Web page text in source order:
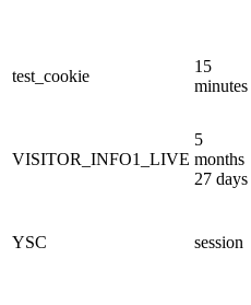
test_cookie
15
minutes
VISITOR_INFO1_LIVE
5
months
27 days
YSC session